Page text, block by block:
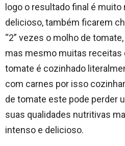
logo o resultado final é
delicioso, também ficarem
“2” vezes o molho de
mas mesmo muitas receitas
tomate é cozinhado
com carnes por isso
de tomate este pode perder
suas qualidades nutritivas
intenso e delicioso.